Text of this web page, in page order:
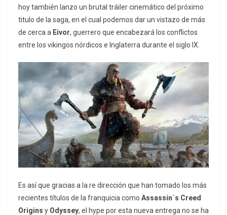
hoy también lanzo un brutal tráiler cinemático del próximo
titulo de la saga, en el cual podemos dar un vistazo de más
de cerca a Eivor, guerrero que encabezará los conflictos
entre los vikingos nórdicos e Inglaterra durante el siglo IX.
Es así que gracias a la re dirección que han tomado los más
recientes títulos de la franquicia como Assassin´s Creed
Origins y Odyssey, el hype por esta nueva entrega no se ha